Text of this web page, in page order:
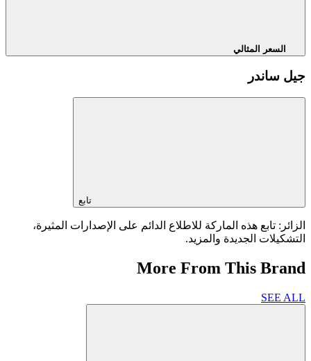
السعر المثالي
جيل ساندر
تابع
الزائر: تابع هذه الماركة للاطلاع الدائم على الإصدارات المثيرة،
التشكيلات الجديدة والمزيد.
More From This Brand
SEE ALL